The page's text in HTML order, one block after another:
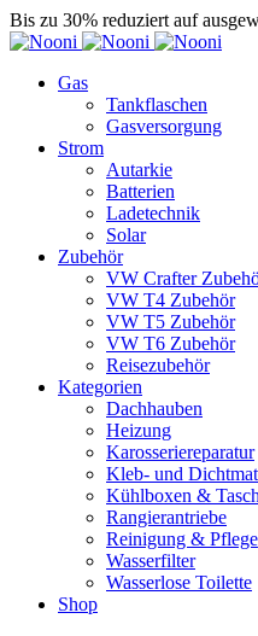
Bis zu 30% reduziert auf
Gas
Tankflaschen
Gasversorgung
Strom
Autarkie
Batterien
Ladetechnik
Solar
Zubehör
VW Crafter
VW T4 Zubehör
VW T5 Zubehör
VW T6 Zubehör
Reisezubehör
Kategorien
Dachhauben
Heizung
Karosseriereparatur
Kleb- und
Kühlboxen &
Rangierantriebe
Reinigung & Pflege
Wasserfilter
Wasserlose Toilette
Shop